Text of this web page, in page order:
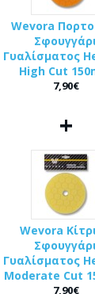
Wevora
Γυαλίσματος
High Cut
7,90€
+
Wevora
Γυαλίσματος
Moderate Cut
7,90€